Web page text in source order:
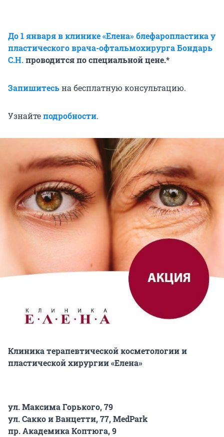
До 1 января в клинике «Елена» блефаропластика у
пластического врача-офтальмохирурга Бондарь
С.Н.проводится по специальной цене.*
Запишитесьна бесплатную консультацию.
Узнайтеподробности.
Клиника терапевтической косметологии и
пластической хирургии «Елена»
ул. Максима Горького, 79
ул. Сакко и Ванцетти, 77,MedPark
пр. Академика Коптюга, 9